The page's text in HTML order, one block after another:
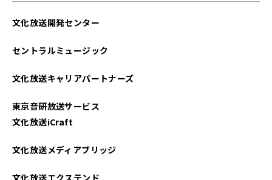
文化放送開発センター
セントラルミュージック
文化放送キャリアパートナーズ
東京音研放送サービス
文化放送iCraft
文化放送メディアブリッジ